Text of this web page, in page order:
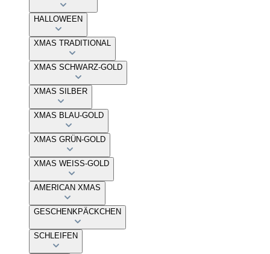
HALLOWEEN
XMAS TRADITIONAL
XMAS SCHWARZ-GOLD
XMAS SILBER
XMAS BLAU-GOLD
XMAS GRÜN-GOLD
XMAS WEISS-GOLD
AMERICAN XMAS
GESCHENKPÄCKCHEN
SCHLEIFEN